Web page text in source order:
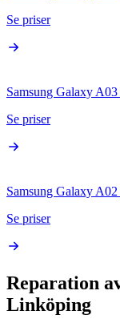
Se priser
Samsung Galaxy
Se priser
Samsung Galaxy
Se priser
Reparation
Linköping